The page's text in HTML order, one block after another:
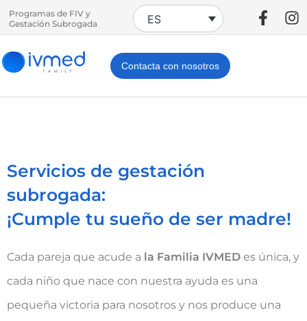
Programas de FIV y
Gestación Subrogada
ES
Contacta con nosotros
Servicios de gestación
subrogada:
¡Cumple tu sueño de ser madre!
Cada pareja que acude a la Familia IVMED es única, y
cada niño que nace con nuestra ayuda es una
pequeña victoria para nosotros y nos produce una